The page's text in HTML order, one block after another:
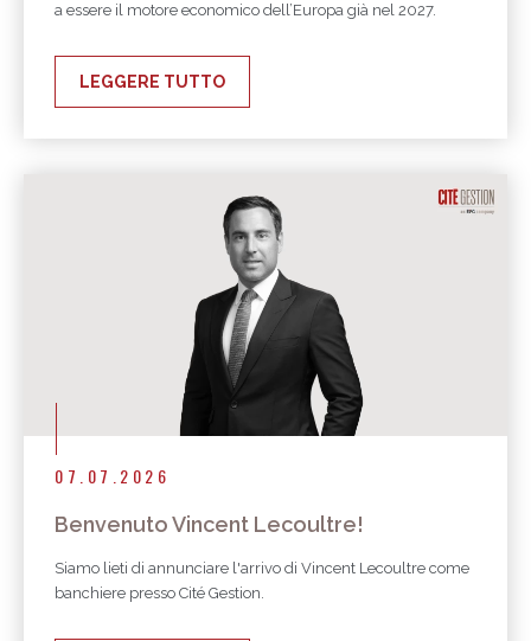
a essere il motore economico dell’Europa già nel 2027.
LEGGERE TUTTO
07.07.2026
Benvenuto Vincent Lecoultre!
Siamo lieti di annunciare l'arrivo di Vincent Lecoultre come
banchiere presso Cité Gestion.